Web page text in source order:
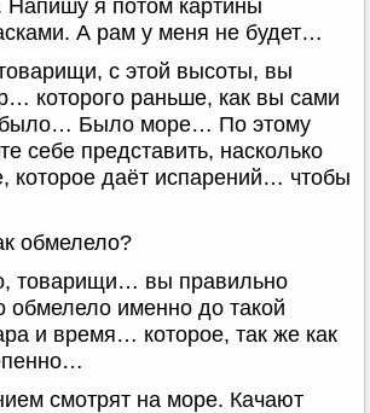
Напишу я потом картины
А рам у меня не будет…
с этой высоты, вы
которого раньше, как вы сами
было… Было море… По этому
себе представить, насколько
которое даёт испарений… чтобы
обмелело?
товарищи… вы правильно
именно до такой
и время… которое, так же как
смотрят на море. Качают